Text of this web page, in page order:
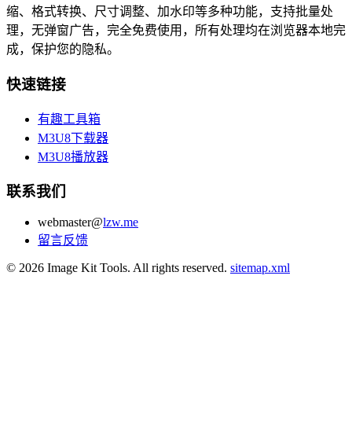
缩、格式转换、尺寸调整、加水印等多种功能，支持批量处
理，无弹窗广告，完全免费使用，所有处理均在浏览器本地完
成，保护您的隐私。
快速链接
有趣工具箱
M3U8下载器
M3U8播放器
联系我们
webmaster@lzw.me
留言反馈
© 2026 Image Kit Tools. All rights reserved. sitemap.xml